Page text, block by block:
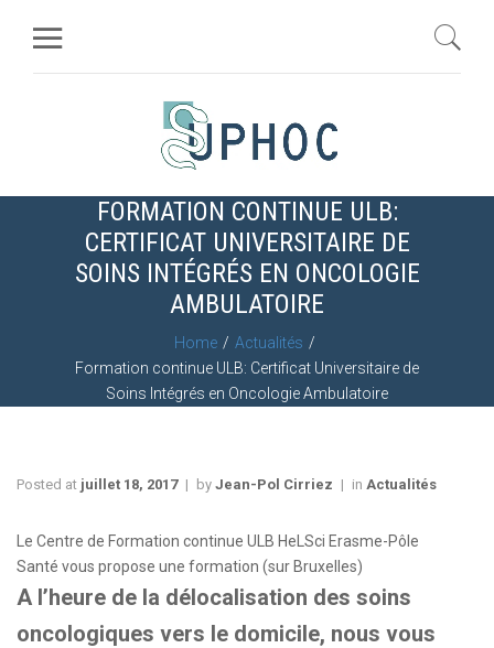
FORMATION CONTINUE ULB:
CERTIFICAT UNIVERSITAIRE DE
SOINS INTÉGRÉS EN ONCOLOGIE
AMBULATOIRE
Home
Actualités
Formation continue ULB: Certificat Universitaire de
Soins Intégrés en Oncologie Ambulatoire
Posted at juillet 18, 2017 by Jean-Pol Cirriez in Actualités
Le Centre de Formation continue ULB HeLSci Erasme-Pôle
Santé vous propose une formation (sur Bruxelles)
A l’heure de la délocalisation des soins
oncologiques vers le domicile, nous vous